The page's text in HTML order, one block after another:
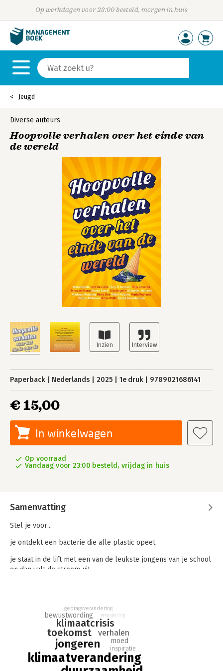
Op werkdagen voor 23:00 besteld, morgen in huis
Jeugd
Diverse auteurs
Hoopvolle verhalen over het einde van
de wereld
Paperback Nederlands 2025 1e druk 9789021686141
€ 15,00
In winkelwagen
Op voorraad
Vandaag voor 23:00 besteld, vrijdag in huis
Samenvatting
Stel je voor...
je ontdekt een bacterie die alle plastic opeet
je staat in de lift met een van de leukste jongens van je school
en dan valt de stroom uit
je leeft in een wereld waarin vliegtuigen zwavel strooien om
het zonlicht te dimmen
15 bekende jeugdboekenschrijvers maken zich zorgen over
klimaatverandering en lieten hun fantasie erop los. Hun
verhalen zijn spannend, grappig, ontroerend en inspirerend, en
klimaatverandering
jongeren
toekomst
klimaatcrisis
verhalen
moed
bewustwording
inspiratie
gedragsverandering
verandering